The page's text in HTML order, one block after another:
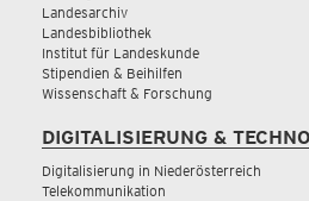
Landesarchiv
Landesbibliothek
Institut für Landeskunde
Stipendien & Beihilfen
Wissenschaft & Forschung
DIGITALISIERUNG &
Digitalisierung in Niederösterreich
Telekommunikation